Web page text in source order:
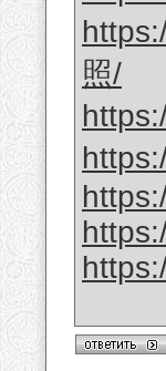
照/